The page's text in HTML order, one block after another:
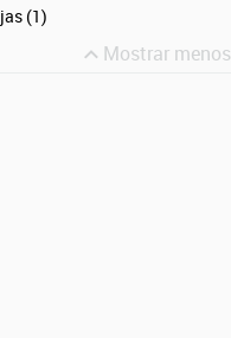
(1)
Mostrar menos